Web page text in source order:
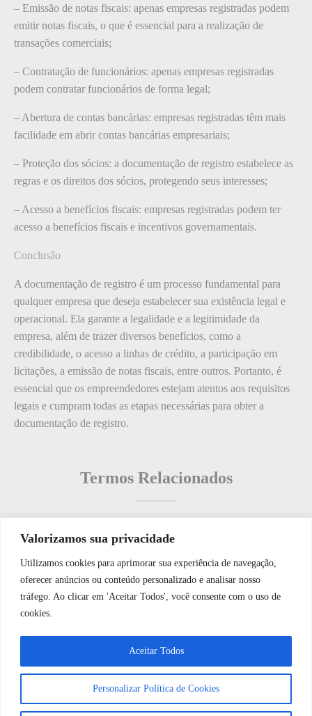
Valorizamos sua privacidade
Utilizamos cookies para aprimorar sua experiência de navegação,
oferecer anúncios ou conteúdo personalizado e analisar nosso
tráfego. Ao clicar em 'Aceitar Todos', você consente com o uso de
cookies.
Personalizar Política de Cookies
Aceitar Todos
– Emissão de notas fiscais: apenas empresas registradas podem
emitir notas fiscais, o que é essencial para a realização de
transações comerciais;
– Contratação de funcionários: apenas empresas registradas
podem contratar funcionários de forma legal;
– Abertura de contas bancárias: empresas registradas têm mais
facilidade em abrir contas bancárias empresariais;
– Proteção dos sócios: a documentação de registro estabelece as
regras e os direitos dos sócios, protegendo seus interesses;
– Acesso a benefícios fiscais: empresas registradas podem ter
acesso a benefícios fiscais e incentivos governamentais.
Conclusão
A documentação de registro é um processo fundamental para
qualquer empresa que deseja estabelecer sua existência legal e
operacional. Ela garante a legalidade e a legitimidade da
empresa, além de trazer diversos benefícios, como a
credibilidade, o acesso a linhas de crédito, a participação em
licitações, a emissão de notas fiscais, entre outros. Portanto, é
essencial que os empreendedores estejam atentos aos requisitos
legais e cumpram todas as etapas necessárias para obter a
documentação de registro.
Termos Relacionados
Termos populares
O que é: cftv
O que é: métodos de segurança
O que é: Horário de Funcionamento da Área de Lazer?
O que é: Integrado
WhatsApp JF Tech
Vamos conversar e descobrir como
podemos ajudá-lo hoje?
Abrir bate-papo